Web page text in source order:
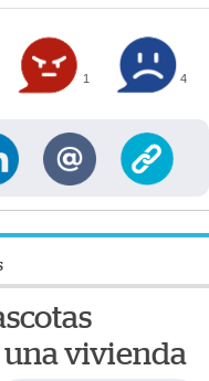
1 4
vivienda